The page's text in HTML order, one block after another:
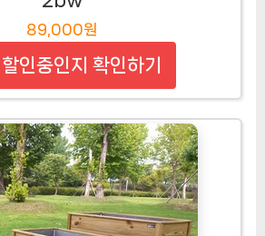
89,000원
인중인지 확인하기